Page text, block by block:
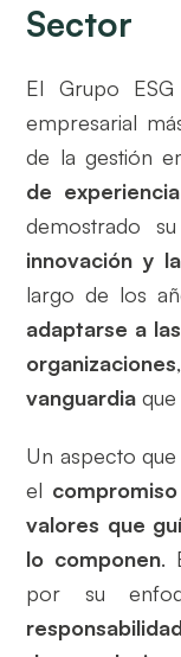
Sector
El Grupo
empresarial
de la gestión
de
demostrado
innovación y
largo de los
adaptarse a
organizaciones
vanguardia que
Un aspecto que
el
valores que
lo componen.
por su